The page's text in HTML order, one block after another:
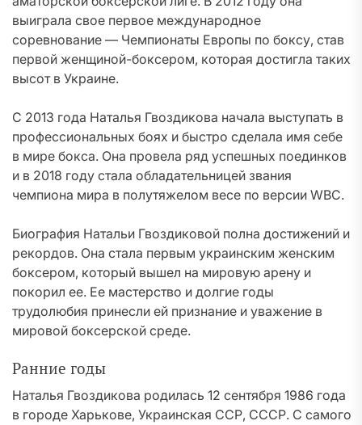
выиграла свое первое международное
соревнование — Чемпионаты Европы по боксу, став
первой женщиной-боксером, которая достигла таких
высот в Украине.
С 2013 года Наталья Гвоздикова начала выступать в
профессиональных боях и быстро сделала имя себе
в мире бокса. Она провела ряд успешных поединков
и в 2018 году стала обладательницей звания
чемпиона мира в полутяжелом весе по версии WBC.
Биография Натальи Гвоздиковой полна достижений и
рекордов. Она стала первым украинским женским
боксером, который вышел на мировую арену и
покорил ее. Ее мастерство и долгие годы
трудолюбия принесли ей признание и уважение в
мировой боксерской среде.
Ранние годы
Наталья Гвоздикова родилась 12 сентября 1986 года
в городе Харькове, Украинская ССР, СССР. С самого